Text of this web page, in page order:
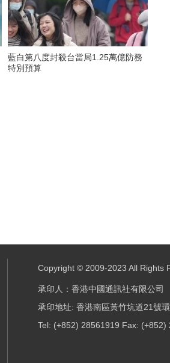
藍白第八度封殺台當局1.25萬億防務
特別預算
Copyright © 2009-2023 All Rights
承印人：香港中國通訊社有限公司
承印地址: 香港南區黃竹坑道21號
Tel: (+852) 28561919 Fax: (+852)